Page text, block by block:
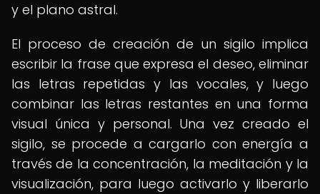
y el plano astral.
El proceso de creación de un sigilo implica
escribir la frase que expresa el deseo, eliminar
las letras repetidas y las vocales, y luego
combinar las letras restantes en una forma
visual única y personal. Una vez creado el
sigilo, se procede a cargarlo con energía a
través de la concentración, la meditación y la
visualización, para luego activarlo y liberarlo